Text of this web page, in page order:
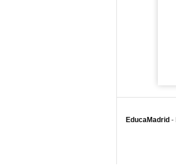
EducaMadrid -